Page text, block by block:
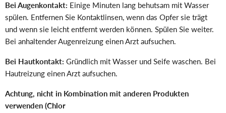
Bei Augenkontakt: Einige Minuten lang behutsam mit Wasser
spülen. Entfernen Sie Kontaktlinsen, wenn das Opfer sie trägt
und wenn sie leicht entfernt werden können. Spülen Sie weiter.
Bei anhaltender Augenreizung einen Arzt aufsuchen.
Bei Hautkontakt: Gründlich mit Wasser und Seife waschen. Bei
Hautreizung einen Arzt aufsuchen.
Achtung, nicht in Kombination mit anderen Produkten
verwenden (Chlor